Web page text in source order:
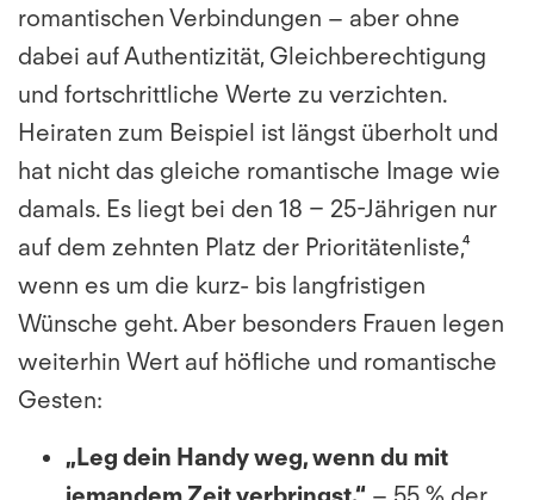
romantischen Verbindungen – aber ohne
dabei auf Authentizität, Gleichberechtigung
und fortschrittliche Werte zu verzichten.
Heiraten zum Beispiel ist längst überholt und
hat nicht das gleiche romantische Image wie
damals. Es liegt bei den 18 – 25-Jährigen nur
auf dem zehnten Platz der Prioritätenliste,⁴
wenn es um die kurz- bis langfristigen
Wünsche geht. Aber besonders Frauen legen
weiterhin Wert auf höfliche und romantische
Gesten:
„Leg dein Handy weg, wenn du mit